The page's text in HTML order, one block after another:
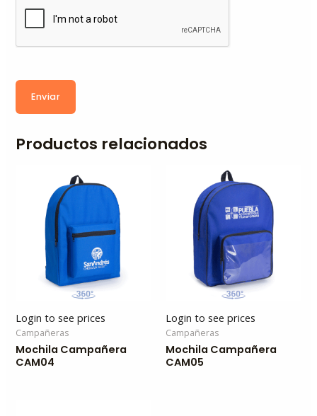
Enviar
Productos relacionados
Login to see prices
Campañeras
Mochila Campañera
CAM04
Login to see prices
Campañeras
Mochila Campañera
CAM05